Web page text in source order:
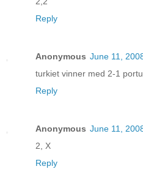
Reply
Anonymous June 11,
turkiet vinner med 2-1
Reply
Anonymous June 11,
2, X
Reply